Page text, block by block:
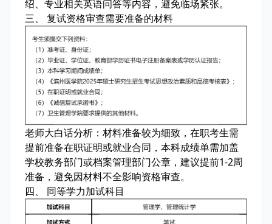
绍、专业相关英语问答等内容，避免临场紧张。
三、 复试资格审查需要准备的材料
老师大白话分析： 材料准备较为细致，在职考生需
提前准备在职证明或就业合同，本科成绩单需加盖
学校教务部门或档案管理部门公章，建议提前1-2周
准备，避免因材料不全影响资格审查。
四、 同等学力加试科目